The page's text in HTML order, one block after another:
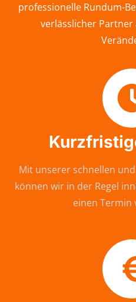
professionelle Rundum-
verlässlicher Partner
Mit unserer schnellen
können wir in der Regel
einen Termin